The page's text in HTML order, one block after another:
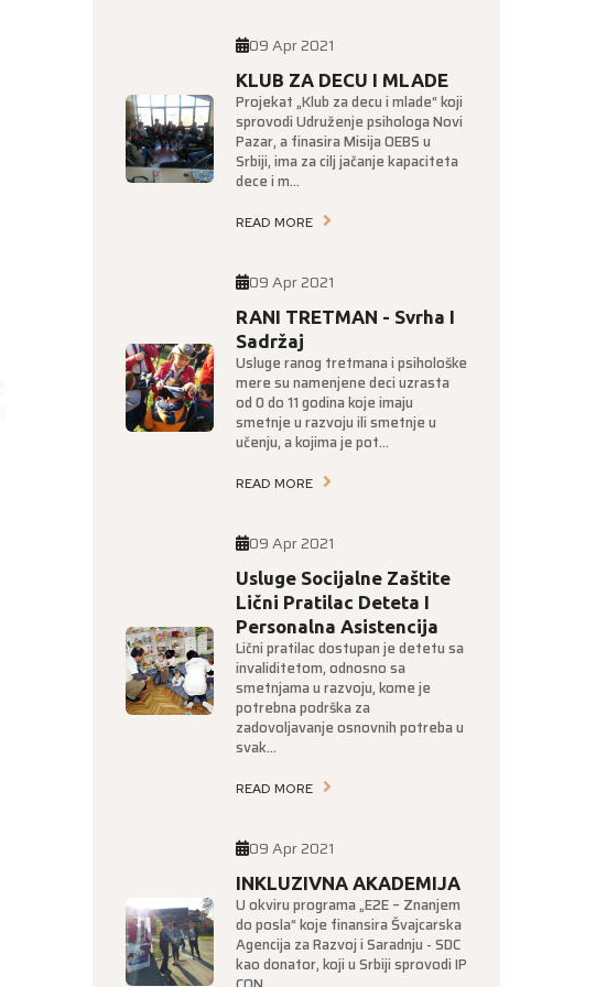
09 Apr 2021
KLUB ZA DECU I MLADE
Projekat „Klub za decu i mlade“ koji
sprovodi Udruženje psihologa Novi
Pazar, a finasira Misija OEBS u
Srbiji, ima za cilj jačanje kapaciteta
dece i m...
READ MORE
09 Apr 2021
RANI TRETMAN - Svrha I
Sadržaj
Usluge ranog tretmana i psihološke
mere su namenjene deci uzrasta
od 0 do 11 godina koje imaju
smetnje u razvoju ili smetnje u
učenju, a kojima je pot...
READ MORE
09 Apr 2021
Usluge Socijalne Zaštite
Lični Pratilac Deteta I
Personalna Asistencija
Lični pratilac dostupan je detetu sa
invaliditetom, odnosno sa
smetnjama u razvoju, kome je
potrebna podrška za
zadovoljavanje osnovnih potreba u
svak...
READ MORE
09 Apr 2021
INKLUZIVNA AKADEMIJA
U okviru programa „E2E – Znanjem
do posla“ koje finansira Švajcarska
Agencija za Razvoj i Saradnju - SDC
kao donator, koji u Srbiji sprovodi IP